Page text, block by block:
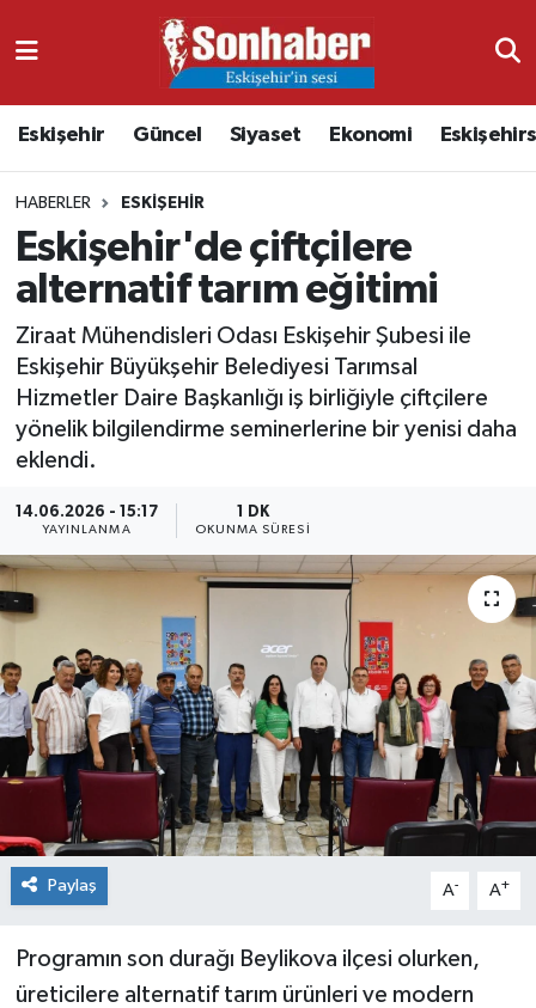
Eskişehir Güncel Siyaset Ekonomi
HABERLER ESKIŞEHIR
Eskişehir'de çiftçilere
alternatif tarım eğitimi
Ziraat Mühendisleri Odası Eskişehir Şubesi ile
Eskişehir Büyükşehir Belediyesi Tarımsal
Hizmetler Daire Başkanlığı iş birliğiyle çiftçilere
yönelik bilgilendirme seminerlerine bir yenisi daha
eklendi.
14.06.2026 - 15:17
YAYINLANMA
1 DK
OKUNMA SÜRESI
Paylaş A- A+
Programın son durağı Beylikova ilçesi olurken,
üreticilere alternatif tarım ürünleri ve modern
Ekonomi
Güncel
Kültür & Sanat
Magazin
Resmi İlanlar
Sağlık
Siyaset
Nöbetçi Eczaneler
Namaz Vakitleri
Trafik Durumu
Süper Lig Puan Durumu ve Fikstür
Tüm Manşetler
Son Dakika Haberleri
Haber Arşivi